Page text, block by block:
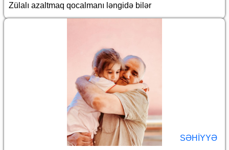
Zülalı azaltmaq qocalmanı ləngidə bilər
SƏHIYYƏ